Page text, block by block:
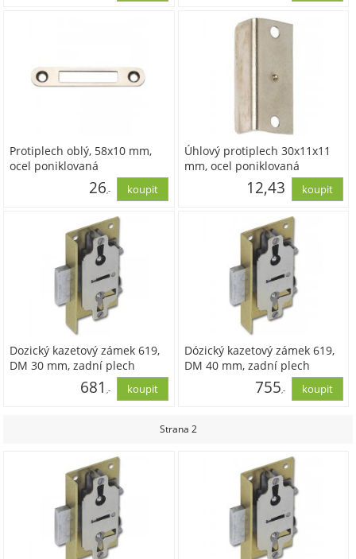
Protiplech oblý, 58x10 mm,
ocel poniklovaná
26,-
21,11
Úhlový protiplech 30x11x11
mm, ocel poniklovaná
12,43
10,27
Dozický kazetový zámek 619,
DM 30 mm, zadní plech
681,-
Dózický kazetový zámek 619,
DM 40 mm, zadní plech
755,-
Strana 2